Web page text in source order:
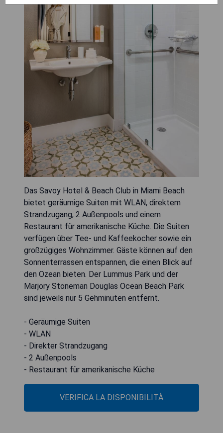
Das Savoy Hotel & Beach Club in Miami Beach
bietet geräumige Suiten mit WLAN, direktem
Strandzugang, 2 Außenpools und einem
Restaurant für amerikanische Küche. Die Suiten
verfügen über Tee- und Kaffeekocher sowie ein
großzügiges Wohnzimmer. Gäste können auf den
Sonnenterrassen entspannen, die einen Blick auf
den Ozean bieten. Der Lummus Park und der
Marjory Stoneman Douglas Ocean Beach Park
sind jeweils nur 5 Gehminuten entfernt.
- Geräumige Suiten
- WLAN
- Direkter Strandzugang
- 2 Außenpools
- Restaurant für amerikanische Küche
VERIFICA LA DISPONIBILITÀ